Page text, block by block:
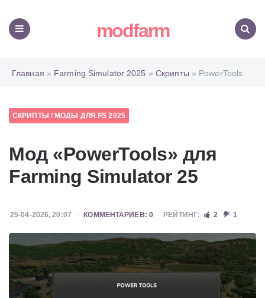
modfarm
Главная » Farming Simulator 2025 » Скрипты » PowerTools
СКРИПТЫ / МОДЫ ДЛЯ FS 2025
Мод «PowerTools» для
Farming Simulator 25
25-04-2026, 20:07 КОММЕНТАРИЕВ: 0 РЕЙТИНГ: 2 1